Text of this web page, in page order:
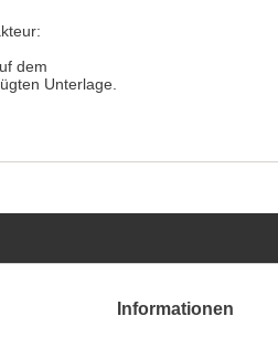
dem
Unterlage.
Informationen